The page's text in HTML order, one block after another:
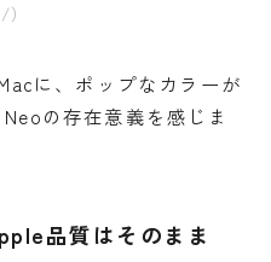
に、ポップなカラーが
の存在意義を感じま
品質はそのまま